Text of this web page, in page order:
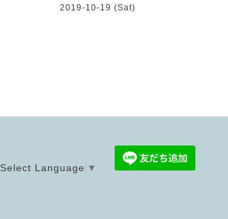
2019-10-19 (Sat)
Select Language ▼